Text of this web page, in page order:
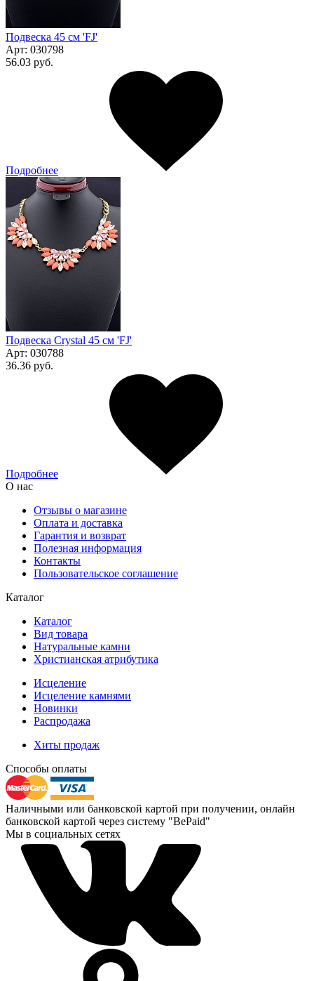
Подвеска 45 см 'FJ'
Арт: 030798
56.03 руб.
Подробнее
Подвеска Сrystal 45 см 'FJ'
Арт: 030788
36.36 руб.
Подробнее
О нас
Отзывы о магазине
Оплата и доставка
Гарантия и возврат
Полезная информация
Контакты
Пользовательское соглашение
Каталог
Каталог
Вид товара
Натуральные камни
Христианская атрибутика
Исцеление
Исцеление камнями
Новинки
Распродажа
Хиты продаж
Способы оплаты
Наличными или банковской картой при получении, онлайн
банковской картой через систему "BePaid"
Мы в социальных сетях